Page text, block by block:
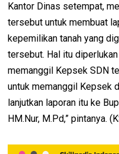
Kantor Dinas setempat,
tersebut untuk membuat
kepemilikan tanah yang
tersebut. Hal itu
memanggil Kepsek SDN
untuk memanggil Kepsek
lanjutkan laporan itu ke
HM.Nur, M.Pd,” pintanya.